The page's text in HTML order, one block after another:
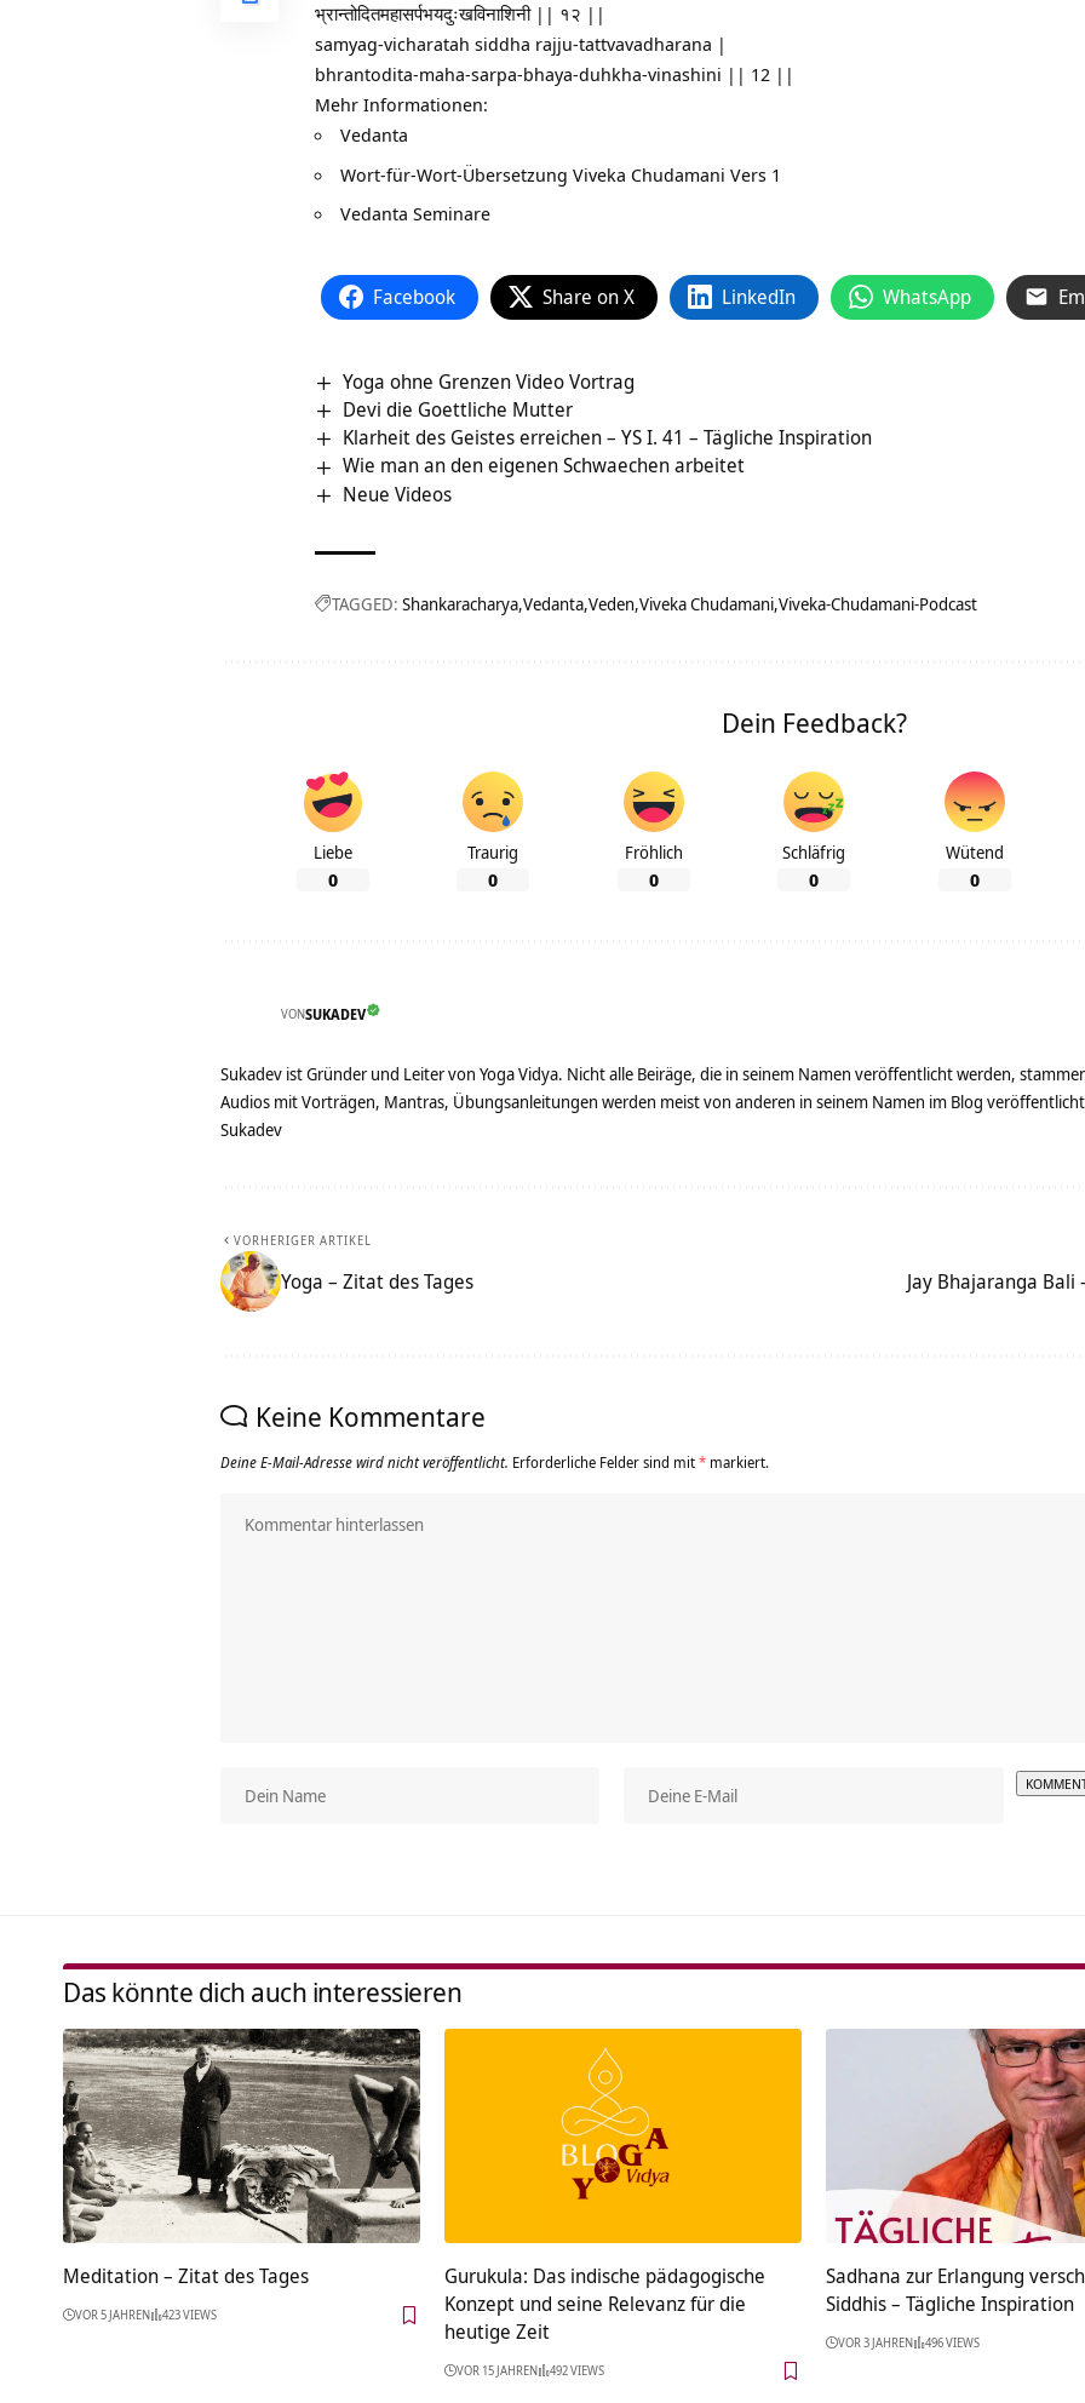
भ्रान्तोदितमहासर्पभयदुःखविनाशिनी || १२ ||
samyag-vicharatah siddha rajju-tattvavadharana |
bhrantodita-maha-sarpa-bhaya-duhkha-vinashini || 12 ||
Mehr Informationen:
Vedanta
Wort-für-Wort-Übersetzung Viveka Chudamani Vers 1
Vedanta Seminare
Facebook Share on X LinkedIn WhatsApp
Yoga ohne Grenzen Video Vortrag
Devi die Goettliche Mutter
Klarheit des Geistes erreichen – YS I. 41 – Tägliche Inspiration
Wie man an den eigenen Schwaechen arbeitet
Neue Videos
TAGGED: Shankaracharya Vedanta Veden Viveka Chudamani Viveka-Chudamani-Podcast
Dein Feedback?
Liebe
0
Traurig
0
Fröhlich
0
Schläfrig
0
Wütend
0
VONSUKADEV
Sukadev ist Gründer und Leiter von Yoga Vidya. Nicht alle Beiräge, die in seinem Namen veröffentlicht werden,
Audios mit Vorträgen, Mantras, Übungsanleitungen werden meist von anderen in seinem Namen im Blog
Sukadev
VORHERIGER ARTIKEL
Yoga – Zitat des Tages Jay Bhajaranga
Keine Kommentare
Deine E-Mail-Adresse wird nicht veröffentlicht. Erforderliche Felder sind mit* markiert.
Das könnte dich auch interessieren
Meditation – Zitat des Tages
VOR 5 JAHREN 423 VIEWS
Gurukula: Das indische pädagogische
Konzept und seine Relevanz für die
heutige Zeit
VOR 15 JAHREN 492 VIEWS
Sadhana zur Erlangung
Siddhis – Tägliche Inspiration
VOR 3 JAHREN 496 VIEWS